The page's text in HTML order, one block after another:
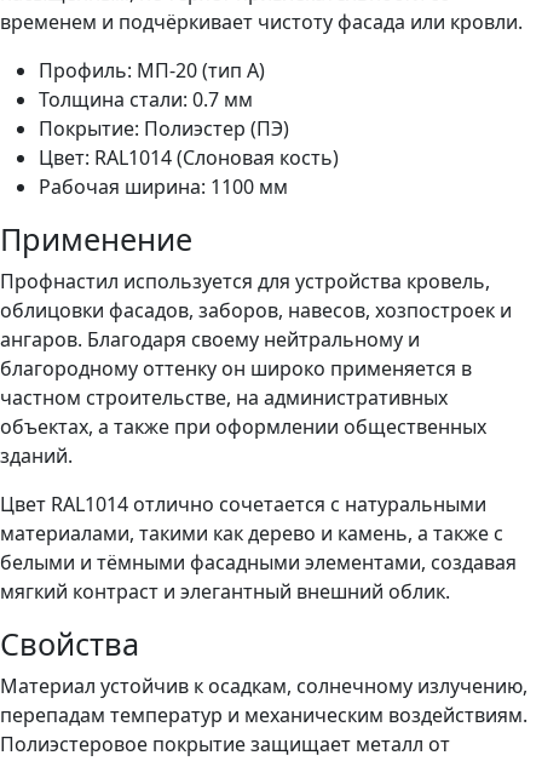
временем и подчёркивает чистоту фасада или кровли.
Профиль: МП-20 (тип A)
Толщина стали: 0.7 мм
Покрытие: Полиэстер (ПЭ)
Цвет: RAL1014 (Слоновая кость)
Рабочая ширина: 1100 мм
Применение
Профнастил используется для устройства кровель,
облицовки фасадов, заборов, навесов, хозпостроек и
ангаров. Благодаря своему нейтральному и
благородному оттенку он широко применяется в
частном строительстве, на административных
объектах, а также при оформлении общественных
зданий.
Цвет RAL1014 отлично сочетается с натуральными
материалами, такими как дерево и камень, а также с
белыми и тёмными фасадными элементами, создавая
мягкий контраст и элегантный внешний облик.
Свойства
Материал устойчив к осадкам, солнечному излучению,
перепадам температур и механическим воздействиям.
Полиэстеровое покрытие защищает металл от